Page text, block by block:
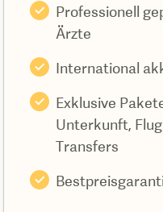
Professionell
Ärzte
International
Exklusive
Unterkunft,
Transfers